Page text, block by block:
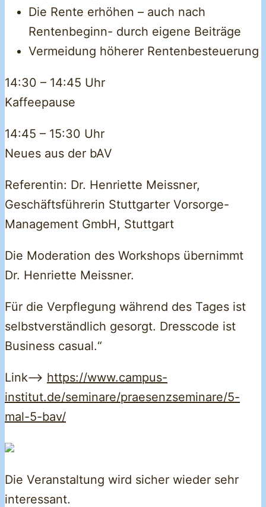
Die Rente erhöhen – auch nach
Rentenbeginn- durch eigene Beiträge
Vermeidung höherer Rentenbesteuerung
14:30 – 14:45 Uhr
Kaffeepause
14:45 – 15:30 Uhr
Neues aus der bAV
Referentin: Dr. Henriette Meissner,
Geschäftsführerin Stuttgarter Vorsorge-
Management GmbH, Stuttgart
Die Moderation des Workshops übernimmt
Dr. Henriette Meissner.
Für die Verpflegung während des Tages ist
selbstverständlich gesorgt. Dresscode ist
Business casual.“
Link–> https://www.campus-
institut.de/seminare/praesenzseminare/5-
mal-5-bav/
Die Veranstaltung wird sicher wieder sehr
interessant.